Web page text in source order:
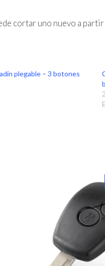
cortar uno nuevo a partir
plegable – 3 botones